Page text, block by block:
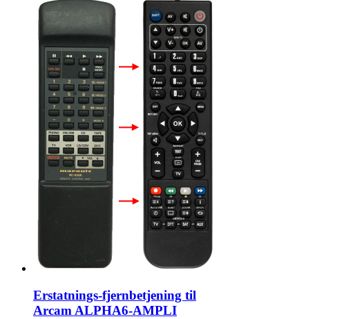
Erstatnings-fjernbetjening til
Arcam ALPHA6-AMPLI